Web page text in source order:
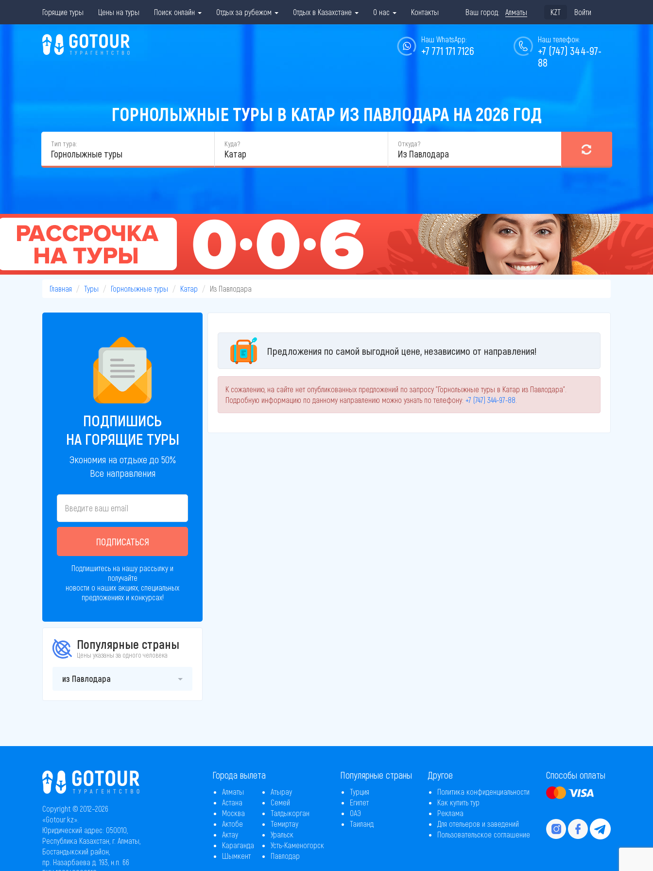
Горящие туры Цены на туры Поиск онлайн Отдых за рубежом Отдых в Казахстане О нас Контакты Ваш город: Алматы KZT Войти
Наш телефон:
+7 (747) 344-97-
88
Наш WhatsApp:
+7 771 171 7126
ГОРНОЛЫЖНЫЕ ТУРЫ В КАТАР ИЗ ПАВЛОДАРА НА 2026 ГОД
Тип тура:
Горнолыжные туры
Куда?
Катар
Откуда?
Из Павлодара
Главная Туры Горнолыжные туры Катар Из Павлодара
ПОДПИШИСЬ
НА ГОРЯЩИЕ ТУРЫ
Экономия на отдыхе до 50%
Все направления
ПОДПИСАТЬСЯ
Подпишитесь на нашу рассылку и
получайте
новости о наших акциях, специальных
предложениях и конкурсах!
Популярные страны
Цены указаны за одного человека
из Павлодара
Предложения по самой выгодной цене, независимо от направления!
К сожалению, на сайте нет опубликованных предложений по запросу "Горнолыжные туры в Катар из Павлодара".
Подробную информацию по данному направлению можно узнать по телефону: +7 (747) 344-97-88
Copyright © 2012–2026
«Gotour.kz».
Юридический адрес: 050010,
Республика Казахстан, г. Алматы,
Бостандыкский район,
пр. Назарбаева д. 193, н.п. 66
Города вылета
Алматы
Астана
Москва
Актобе
Актау
Караганда
Шымкент
Атырау
Семей
Талдыкорган
Темиртау
Уральск
Усть-Каменогорск
Павлодар
Популярные страны
Турция
Египет
ОАЭ
Таиланд
Другое
Политика конфиденциальности
Как купить тур
Реклама
Для отельеров и заведений
Пользовательское соглашение
Способы оплаты